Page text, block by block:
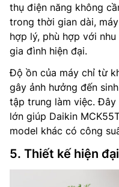
thụ điện năng không
trong thời gian dài,
hợp lý, phù hợp với
gia đình hiện đại.
Độ ồn của máy chỉ từ
gây ảnh hưởng đến
tập trung làm việc.
lớn giúp Daikin
model khác có công
5. Thiết kế hiện